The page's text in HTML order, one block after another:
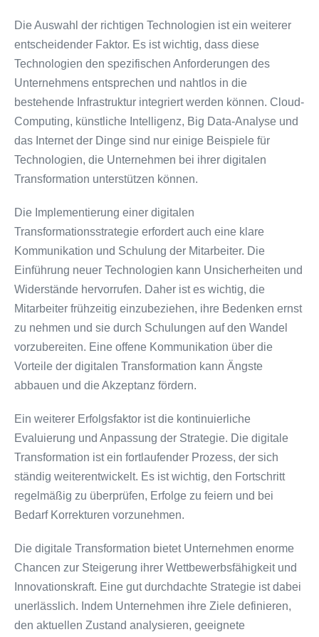
Die Auswahl der richtigen Technologien ist ein weiterer
entscheidender Faktor. Es ist wichtig, dass diese
Technologien den spezifischen Anforderungen des
Unternehmens entsprechen und nahtlos in die
bestehende Infrastruktur integriert werden können. Cloud-
Computing, künstliche Intelligenz, Big Data-Analyse und
das Internet der Dinge sind nur einige Beispiele für
Technologien, die Unternehmen bei ihrer digitalen
Transformation unterstützen können.
Die Implementierung einer digitalen
Transformationsstrategie erfordert auch eine klare
Kommunikation und Schulung der Mitarbeiter. Die
Einführung neuer Technologien kann Unsicherheiten und
Widerstände hervorrufen. Daher ist es wichtig, die
Mitarbeiter frühzeitig einzubeziehen, ihre Bedenken ernst
zu nehmen und sie durch Schulungen auf den Wandel
vorzubereiten. Eine offene Kommunikation über die
Vorteile der digitalen Transformation kann Ängste
abbauen und die Akzeptanz fördern.
Ein weiterer Erfolgsfaktor ist die kontinuierliche
Evaluierung und Anpassung der Strategie. Die digitale
Transformation ist ein fortlaufender Prozess, der sich
ständig weiterentwickelt. Es ist wichtig, den Fortschritt
regelmäßig zu überprüfen, Erfolge zu feiern und bei
Bedarf Korrekturen vorzunehmen.
Die digitale Transformation bietet Unternehmen enorme
Chancen zur Steigerung ihrer Wettbewerbsfähigkeit und
Innovationskraft. Eine gut durchdachte Strategie ist dabei
unerlässlich. Indem Unternehmen ihre Ziele definieren,
den aktuellen Zustand analysieren, geeignete